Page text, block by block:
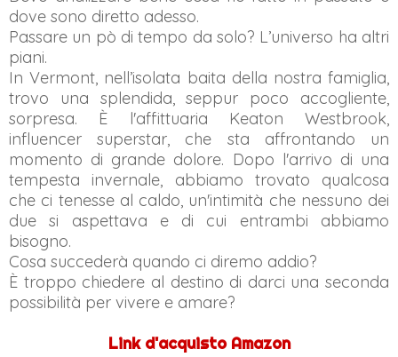
dove sono diretto adesso.
Passare un pò di tempo da solo? L’universo ha altri
piani.
In Vermont, nell’isolata baita della nostra famiglia,
trovo una splendida, seppur poco accogliente,
sorpresa. È l'affittuaria Keaton Westbrook,
influencer superstar, che sta affrontando un
momento di grande dolore. Dopo l'arrivo di una
tempesta invernale, abbiamo trovato qualcosa
che ci tenesse al caldo, un'intimità che nessuno dei
due si aspettava e di cui entrambi abbiamo
bisogno.
Cosa succederà quando ci diremo addio?
È troppo chiedere al destino di darci una seconda
possibilità per vivere e amare?
Link d'acquisto Amazon